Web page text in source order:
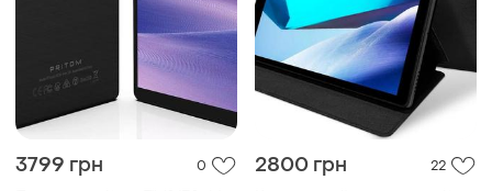
3799 грн 0 2800 грн 22